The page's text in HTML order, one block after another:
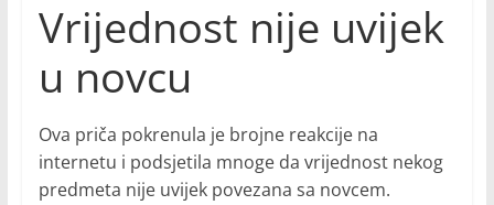
Vrijednost nije uvijek
u novcu
Ova priča pokrenula je brojne reakcije na
internetu i podsjetila mnoge da vrijednost nekog
predmeta nije uvijek povezana sa novcem.